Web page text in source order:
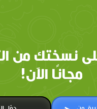
نسختك من
مجانًا الآن!